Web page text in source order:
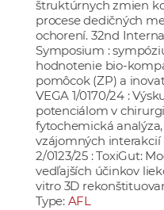
štruktúrnych zmien
procese dedičných
ochorení. 32nd
Symposium :
hodnotenie bio-
pomôcok (ZP) a
VEGA 1/0170/24 :
potenciálom v
fytochemická
vzájomných interakcií
2/0123/25 : ToxiGut:
vedľajších účinkov
vitro 3D
Type: AFL